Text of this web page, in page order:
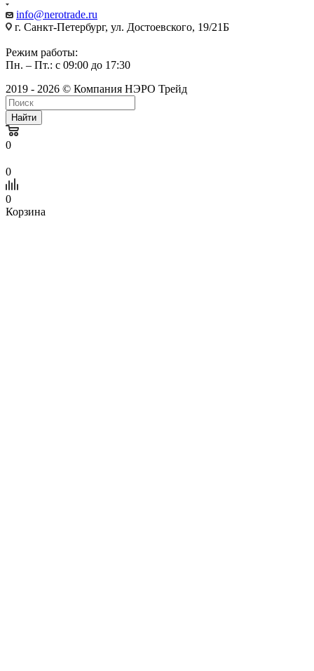
info@nerotrade.ru
г. Санкт-Петербург, ул. Достоевского, 19/21Б
Режим работы:
Пн. – Пт.: с 09:00 до 17:30
2019 - 2026 © Компания НЭРО Трейд
Найти
0
0
0
Корзина